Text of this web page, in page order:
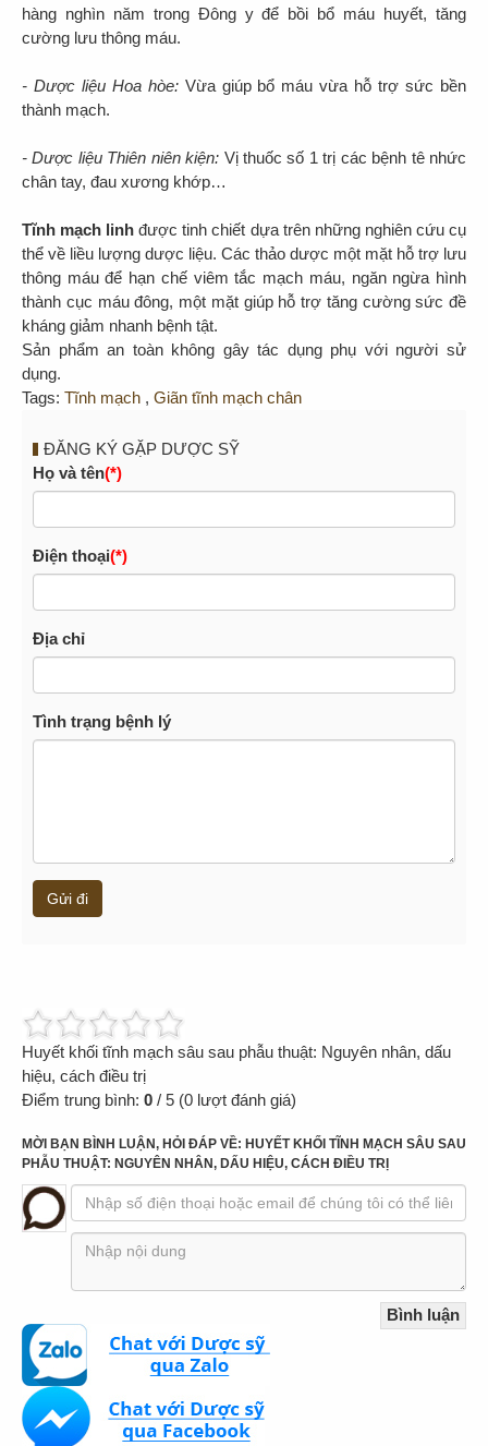
hàng nghìn năm trong Đông y để bồi bổ máu huyết, tăng
cường lưu thông máu.
- Dược liệu Hoa hòe:Vừa giúp bổ máu vừa hỗ trợ sức bền
thành mạch.
- Dược liệu Thiên niên kiện: Vị thuốc số 1 trị các bệnh tê nhức
chân tay, đau xương khớp…
Tĩnh mạch linh được tinh chiết dựa trên những nghiên cứu cụ
thể về liều lượng dược liệu. Các thảo dược một mặt hỗ trợ lưu
thông máu để hạn chế viêm tắc mạch máu, ngăn ngừa hình
thành cục máu đông, một mặt giúp hỗ trợ tăng cường sức đề
kháng giảm nhanh bệnh tật.
Sản phẩm an toàn không gây tác dụng phụ với người sử
dụng.
Tags: Tĩnh mạch , Giãn tĩnh mạch chân
ĐĂNG KÝ GẶP DƯỢC SỸ
Họ và tên(*)
Điện thoại(*)
Địa chỉ
Tình trạng bệnh lý
Gửi đi
Huyết khối tĩnh mạch sâu sau phẫu thuật: Nguyên nhân, dấu
hiệu, cách điều trị
Điểm trung bình: 0 / 5 (0 lượt đánh giá)
MỜI BẠN BÌNH LUẬN, HỎI ĐÁP VỀ: HUYẾT KHỐI TĨNH MẠCH SÂU SAU
PHẪU THUẬT: NGUYÊN NHÂN, DẤU HIỆU, CÁCH ĐIỀU TRỊ